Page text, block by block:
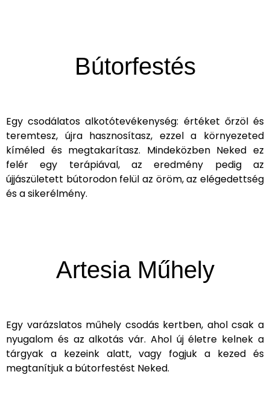
Bútorfestés
Egy csodálatos alkotótevékenység: értéket őrzöl és
teremtesz, újra hasznosítasz, ezzel a környezeted
kíméled és megtakarítasz. Mindeközben Neked ez
felér egy terápiával, az eredmény pedig az
újjászületett bútorodon felül az öröm, az elégedettség
és a sikerélmény.
Artesia Műhely
Egy varázslatos műhely csodás kertben, ahol csak a
nyugalom és az alkotás vár. Ahol új életre kelnek a
tárgyak a kezeink alatt, vagy fogjuk a kezed és
megtanítjuk a bútorfestést Neked.